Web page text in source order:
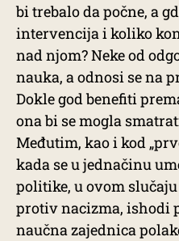
bi trebalo da počne, a
intervencija i koliko
nad njom? Neke od
nauka, a odnosi se na
Dokle god benefiti
ona bi se mogla
Međutim, kao i kod
kada se u jednačinu
politike, u ovom
protiv nacizma, ishodi
naučna zajednica